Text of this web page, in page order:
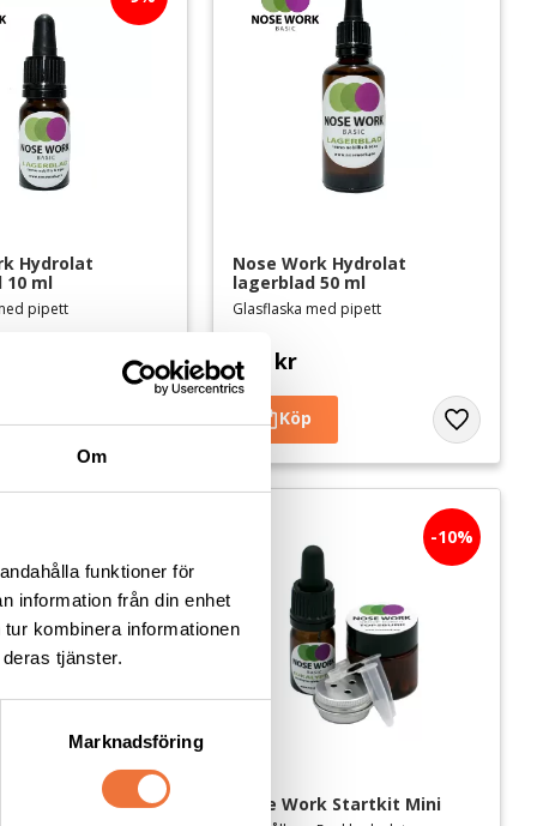
Om
funktioner för
information från din enhet
kombinera informationen
tjänster.
Marknadsföring
Hydrolat
10 ml
pipett
Lägg till i favoriter
Nose Work Hydrolat
lagerblad 50 ml
Glasflaska med pipett
125 kr
Lägg till i
Startkit Basic Nose Work Startkit Mini
10%